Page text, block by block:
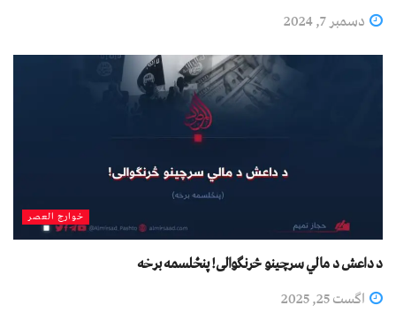
دسمبر 7, 2024
خوارج العصر
د داعش د مالي سرچینو څرنګوالی! پنځلسمه برخه
اگست 25, 2025